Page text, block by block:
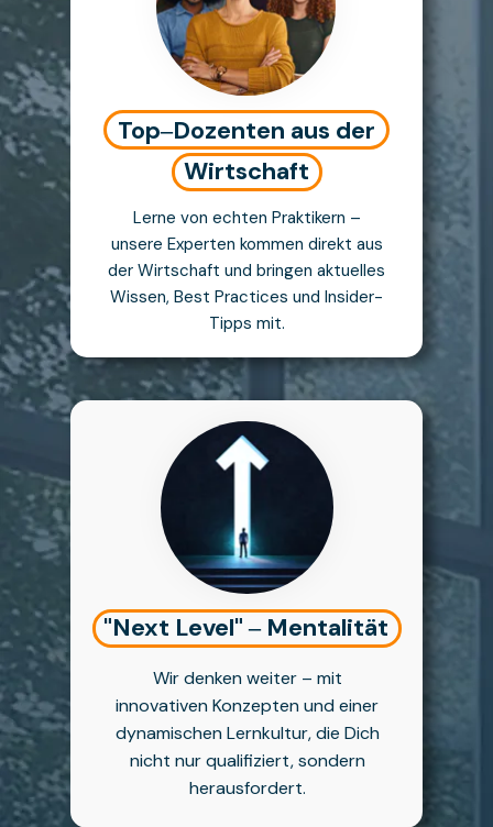
Top‒Dozenten aus der
Wirtschaft
Lerne von echten Praktikern –
unsere Experten kommen direkt aus
der Wirtschaft und bringen aktuelles
Wissen, Best Practices und Insider-
Tipps mit.
Wir denken weiter – mit
innovativen Konzepten und einer
dynamischen Lernkultur, die Dich
nicht nur qualifiziert, sondern
herausfordert.
"Next Level" ‒ Mentalität